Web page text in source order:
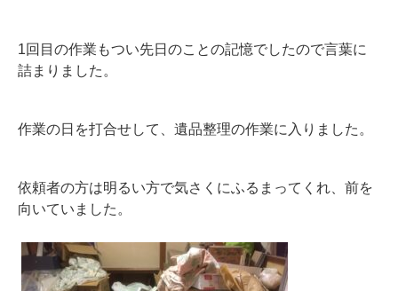
1回目の作業もつい先日のことの記憶でしたので言葉に
詰まりました。
作業の日を打合せして、遺品整理の作業に入りました。
依頼者の方は明るい方で気さくにふるまってくれ、前を
向いていました。